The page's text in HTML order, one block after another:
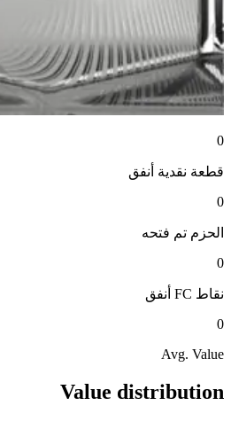
0
قطعة نقدية أنفق
0
الحزم تم فتحه
0
نقاط FC
أنفق
0
Avg. Value
Value distribution